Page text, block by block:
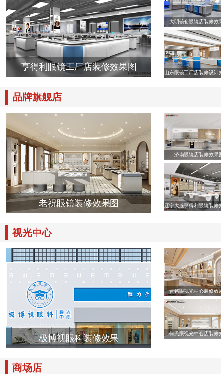
亨得利眼镜工厂店装修效果图
大明镜仓眼镜店装修效
山东眼镜工厂店装修设计
品牌旗舰店
老祝眼镜装修效果图
济南眼镜店装修效果
辽宁大连亨得利眼镜装修
视光中心
极博视眼科装修效果
晋铭眼视光中心装修效
何氏眼视光中心店装修
商场店